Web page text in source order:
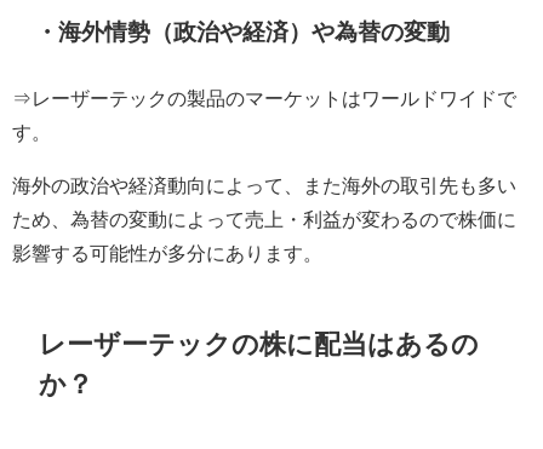
・海外情勢（政治や経済）や為替の変動
⇒レーザーテックの製品のマーケットはワールドワイドで
す。
海外の政治や経済動向によって、また海外の取引先も多い
ため、為替の変動によって売上・利益が変わるので株価に
影響する可能性が多分にあります。
レーザーテックの株に配当はあるの
か？